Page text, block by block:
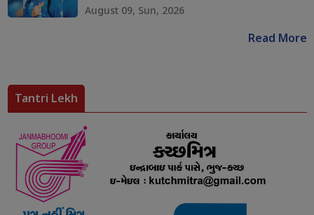
August 09, Sun, 2026
Read More
Tantri Lekh